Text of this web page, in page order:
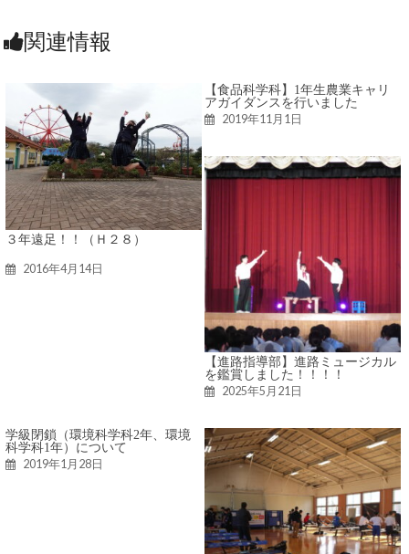
関連情報
３年遠足！！（Ｈ２８）
2016年4月14日
【食品科学科】1年生農業キャリ
アガイダンスを行いました
2019年11月1日
【進路指導部】進路ミュージカル
を鑑賞しました！！！！
2025年5月21日
学級閉鎖（環境科学科2年、環境
科学科1年）について
2019年1月28日